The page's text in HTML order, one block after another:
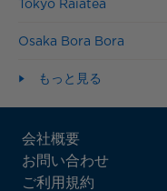
Tokyo Raiatea
Osaka Bora Bora
もっと見る
ATN:
Footer
menu
会社概要
お問い合わせ
ご利用規約